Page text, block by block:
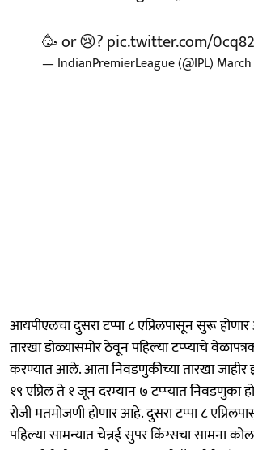
🥳 or 😢?pic.twitter.com/
— IndianPremierLeague (@IPL)
आयपीएलचा दुसरा टप्पा ८ एप्रिलपासून सुरू
तारखा डोळ्यासमोर ठेवून पहिल्या टप्प्याचे
करण्यात आले. आता निवडणुकीच्या तारखा
१९ एप्रिल ते १ जून दरम्यान ७ टप्प्यात
रोजी मतमोजणी होणार आहे. दुसरा टप्पा ८
पहिल्या सामन्यात चेन्नई सुपर किंग्सचा सामना